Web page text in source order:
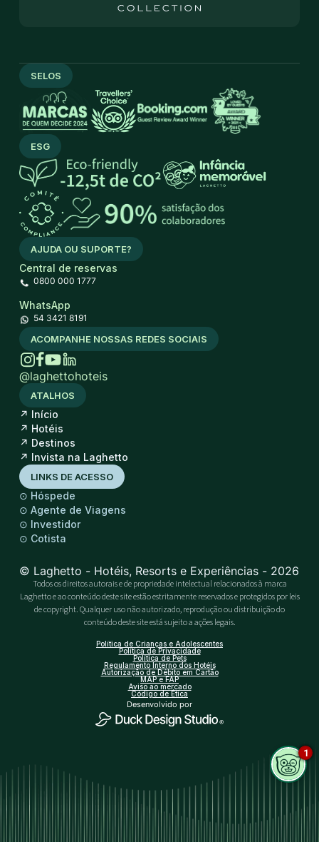
AJUDA OU SUPORTE?
Central de reservas
0800 000 1777
WhatsApp
54 3421 8191
SELOS
ESG
ACOMPANHE NOSSAS REDES SOCIAIS
@laghettohoteis
ATALHOS
↗ Início
↗ Hotéis
↗ Destinos
↗ Invista na Laghetto
LINKS DE ACESSO
⊙ Hóspede
⊙ Agente de Viagens
⊙ Investidor
⊙ Cotista
© Laghetto - Hotéis, Resorts e Experiências - 2026
Todos os direitos autorais e de propriedade intelectual relacionados à marca
Laghetto e ao conteúdo deste site estão estritamente reservados e protegidos por leis
de copyright. Qualquer uso não autorizado, reprodução ou distribuição do
conteúdo deste site está sujeito a ações legais.
Política de Crianças e Adolescentes
Política de Privacidade
Política de Pets
Regulamento Interno dos Hotéis
Autorização de Débito em Cartão
MAP e FAP
Aviso ao mercado
Código de Ética
Desenvolvido por
1